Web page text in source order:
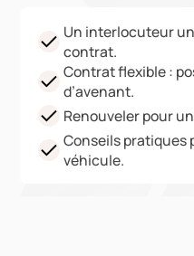
Un interlocuteur
contrat.
Contrat flexible :
d’avenant.
Renouveler pour
Conseils pratiques
véhicule.